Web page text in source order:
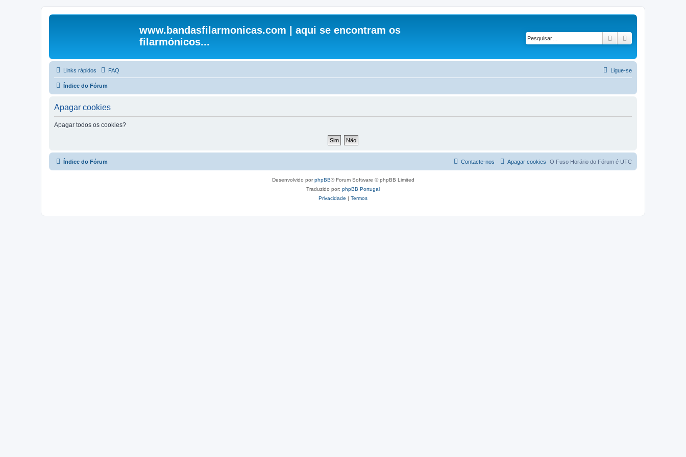
www.bandasfilarmonicas.com | aqui se encontram os
filarmónicos...
Pesquisar
Links rápidos FAQ Ligue-se
Índice do Fórum
Apagar cookies
Apagar todos os cookies?
Índice do Fórum O Fuso Horário do Fórum é UTC
Apagar cookies
Contacte-nos
Desenvolvido porphpBB® Forum Software © phpBB Limited
Traduzido por: phpBB Portugal
Privacidade | Termos